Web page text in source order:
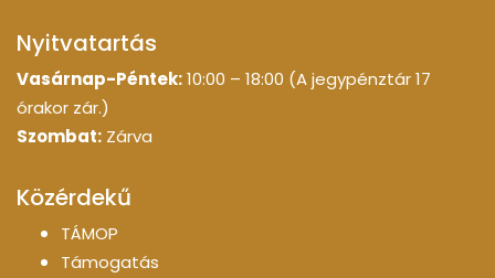
Nyitvatartás
Vasárnap-Péntek:10:00 – 18:00 (A jegypénztár 17
órakor zár.)
Szombat: Zárva
Közérdekű
TÁMOP
Támogatás